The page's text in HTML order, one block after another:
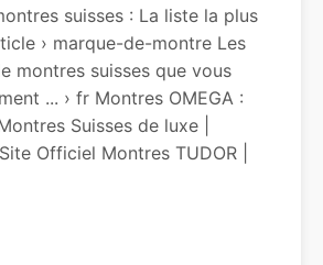
suisses : La liste la plus
› marque-de-montre Les
montres suisses que vous
... › fr Montres OMEGA :
Suisses de luxe |
Officiel Montres TUDOR |